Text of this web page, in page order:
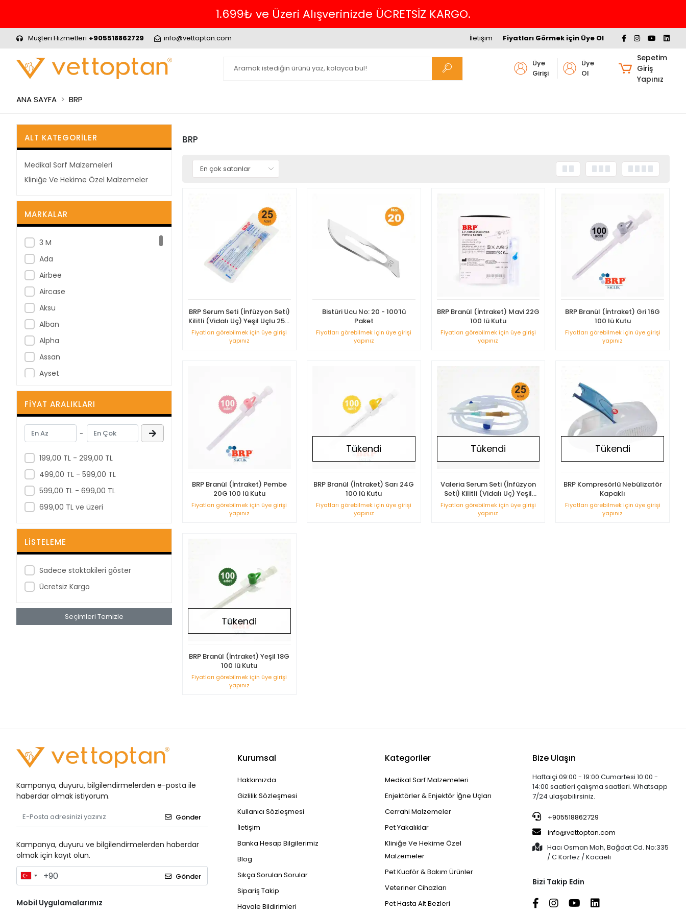
1.699₺ ve Üzeri Alışverinizde ÜCRETSİZ KARGO.
Müşteri Hizmetleri +905518862729 info@vettoptan.com Fiyatları Görmek için Üye Ol
İletişim
Üye
Girişi
Üye
Ol
Sepetim
Giriş
Yapınız
ANA SAYFA BRP
ALT KATEGORILER
Medikal Sarf Malzemeleri
Kliniğe Ve Hekime Özel Malzemeler
MARKALAR
3 M
Ada
Airbee
Aircase
Aksu
Alban
Alpha
Assan
Ayset
B Braun
B-Good
Bastos Viegas
BD
Berha
Berika
BestPoint
Betagauze
Bioxi
Bıçakcılar
BRP
Dermosept
Duru Plast
Düzey
Easyflow
Ece
Elite
Evony
Fitolab
FIYAT ARALIKLARI
-
199,00 TL - 299,00 TL
499,00 TL - 599,00 TL
599,00 TL - 699,00 TL
699,00 TL ve üzeri
LISTELEME
Sadece stoktakileri göster
Ücretsiz Kargo
Seçimleri Temizle
BRP
BRP Serum Seti (İnfüzyon Seti)
Kilitli (Vidalı Uç) Yeşil Uçlu 25'li
Paket
Fiyatları görebilmek için üye girişi
yapınız
Bistüri Ucu No: 20 - 100'lü
Paket
Fiyatları görebilmek için üye girişi
yapınız
BRP Branül (İntraket) Mavi 22G
100 lü Kutu
Fiyatları görebilmek için üye girişi
yapınız
BRP Branül (İntraket) Gri 16G
100 lü Kutu
Fiyatları görebilmek için üye girişi
yapınız
BRP Branül (İntraket) Pembe
20G 100 lü Kutu
Fiyatları görebilmek için üye girişi
yapınız
Tükendi
BRP Branül (İntraket) Sarı 24G
100 lü Kutu
Fiyatları görebilmek için üye girişi
yapınız
Tükendi
Valeria Serum Seti (İnfüzyon
Seti) Kilitli (Vidalı Uç) Yeşil
Uçlu 25'li Paket
Fiyatları görebilmek için üye girişi
yapınız
Tükendi
BRP Kompresörlü Nebülizatör
Kapaklı
Fiyatları görebilmek için üye girişi
yapınız
Tükendi
BRP Branül (İntraket) Yeşil 18G
100 lü Kutu
Fiyatları görebilmek için üye girişi
yapınız
Kampanya, duyuru, bilgilendirmelerden e-posta ile
haberdar olmak istiyorum.
Gönder
Kampanya, duyuru ve bilgilendirmelerden haberdar
olmak için kayıt olun.
Gönder
Mobil Uygulamalarımız
Kurumsal
Hakkımızda
Gizlilik Sözleşmesi
Kullanıcı Sözleşmesi
İletişim
Banka Hesap Bilgilerimiz
Blog
Sıkça Sorulan Sorular
Sipariş Takip
Havale Bildirimleri
Kategoriler
Medikal Sarf Malzemeleri
Enjektörler & Enjektör İğne Uçları
Cerrahi Malzemeler
Pet Yakalıklar
Kliniğe Ve Hekime Özel
Malzemeler
Pet Kuaför & Bakım Ürünler
Veteriner Cihazları
Pet Hasta Alt Bezleri
Bize Ulaşın
Haftaiçi 09:00 - 19:00 Cumartesi 10:00 -
14:00 saatleri çalışma saatleri. Whatsapp
7/24 ulaşabilirsiniz.
+905518862729
info@vettoptan.com
Hacı Osman Mah, Bağdat Cd. No:335
/ C Körfez / Kocaeli
Bizi Takip Edin